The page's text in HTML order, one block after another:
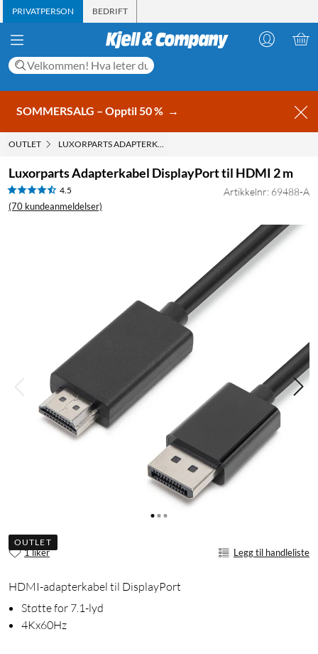
PRIVATPERSON BEDRIFT
SOMMERSALG – Opptil 50 % →
OUTLET LUXORPARTS ADAPTERKABEL DISPLAYPORT TIL HDMI 2 M
Luxorparts Adapterkabel DisplayPort til HDMI 2 m
4.5
(70 kundeanmeldelser)
Artikkelnr: 69488-A
OUTLET
1 liker Legg til handleliste
HDMI-adapterkabel til DisplayPort
Støtte for 7.1-lyd
4Kx60Hz